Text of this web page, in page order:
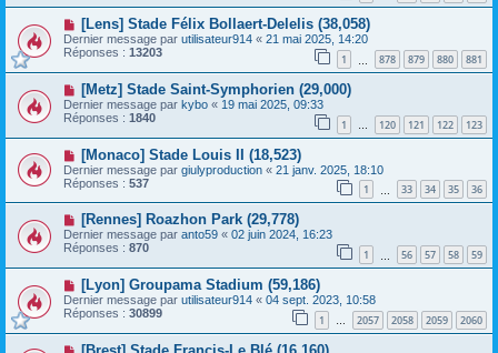
[Lens] Stade Félix Bollaert-Delelis (38,058)
Dernier message par utilisateur914 « 21 mai 2025, 14:20
Réponses : 13203 1 878 879 880 881
[Metz] Stade Saint-Symphorien (29,000)
Dernier message par kybo « 19 mai 2025, 09:33
Réponses : 1840 1 … 120 121 122 123
[Monaco] Stade Louis II (18,523)
Dernier message par giulyproduction « 21 janv. 2025, 18:10
Réponses : 537 1 33 34 35 36
[Rennes] Roazhon Park (29,778)
Dernier message par anto59 « 02 juin 2024, 16:23
Réponses : 870 1 56 57 58 59
[Lyon] Groupama Stadium (59,186)
Dernier message par utilisateur914 « 04 sept. 2023, 10:58
Réponses : 30899 1 … 2057 2058 2059 2060